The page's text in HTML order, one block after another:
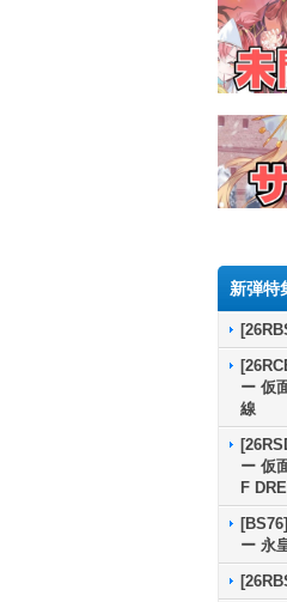
新弾特
ー 仮
線
ー 仮
F
ー 永